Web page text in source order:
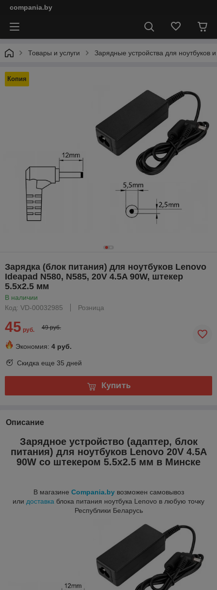
compania.by
Товары и услуги Зарядные устройства для ноутбуков
Копия
Зарядка (блок питания) для ноутбуков Lenovo
Ideapad N580, N585, 20V 4.5A 90W, штекер
5.5x2.5 мм
В наличии
Код: VD-00032985
Розница
45 руб. 49 руб.
Экономия: 4 руб.
Скидка еще 35 дней
Купить
Описание
Зарядное устройство (адаптер, блок
питания) для ноутбуков Lenovo 20V 4.5A
90W со штекером 5.5x2.5 мм в Минске
В магазине Compania.by возможен самовывоз
или доставка блока питания ноутбука Lenovo в любую точку
Республики Беларусь